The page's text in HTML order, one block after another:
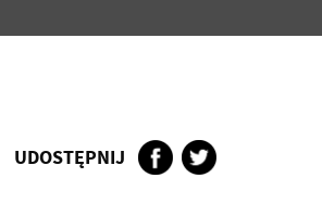
UDOSTĘPNIJ